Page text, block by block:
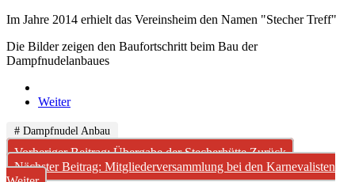
Im Jahre 2014 erhielt das Vereinsheim den Namen "Stecher Treff"
Die Bilder zeigen den Baufortschritt beim Bau der
Dampfnudelanbaues
Weiter
# Dampfnudel Anbau
Vorheriger Beitrag: Übergabe der StecherhütteZurück
Nächster Beitrag: Mitgliederversammlung bei den Karnevalisten